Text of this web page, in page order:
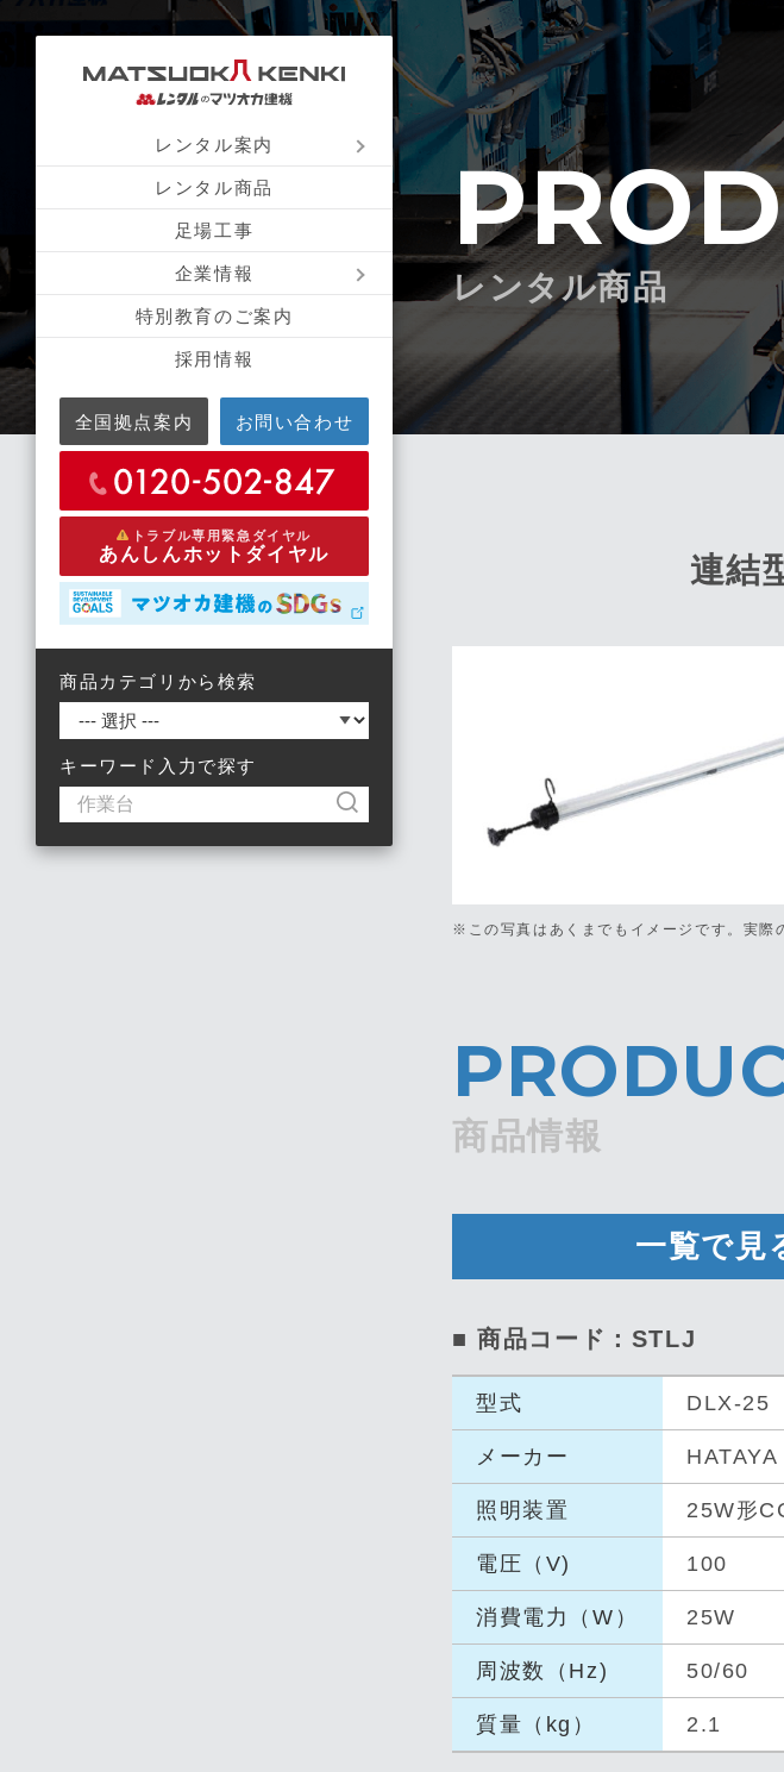
レンタル案内
レンタル商品
足場工事
企業情報
特別教育のご案内
採用情報
全国拠点案内 お問い合わせ
トラブル専用緊急ダイヤル
あんしんホットダイヤル
商品カテゴリから検索
キーワード入力で探す
レンタル商品
連結
※この写真はあくまでもイメージです。 実際
商品情報
一覧で見
■ 商品コード：STLJ
型式 DLX-25
メーカー HATAYA
照明装置 25W形
電圧（V) 100
消費電力（ W） 25W
周波数（H z) 50/60
質量（kg ） 2.1